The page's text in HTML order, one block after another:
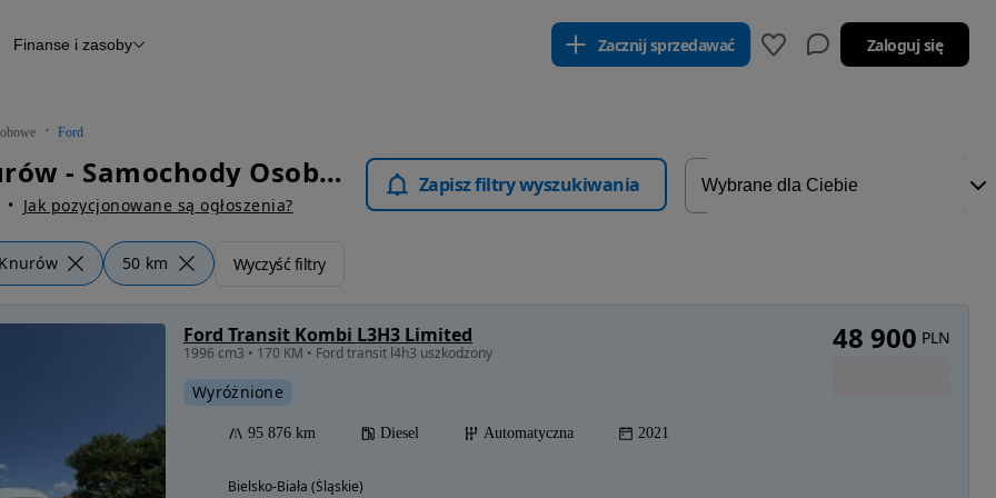
Raport z inspekcji
Otomoto News
Finanse i zasoby Zacznij sprzedawać Zaloguj się
Ford
Ford Knurów - Samochody Osobowe
Jak pozycjonowane są ogłoszenia?
Zapisz filtry wyszukiwania
Knurów 50 km Wyczyść filtry
Ford Transit Kombi L3H3 Limited
1996 cm3 • 170 KM • Ford transit l4h3 uszkodzony
Wyróżnione
95 876 km Diesel Automatyczna 2021
Bielsko-Biała (Śląskie)
48 900 PLN